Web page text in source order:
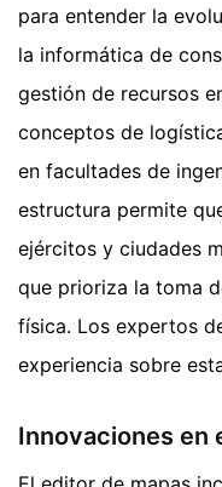
para entender la
la informática de
gestión de recursos
conceptos de
en facultades de
estructura permite
ejércitos y ciudades
que prioriza la toma
física. Los expertos
experiencia sobre
Innovaciones en